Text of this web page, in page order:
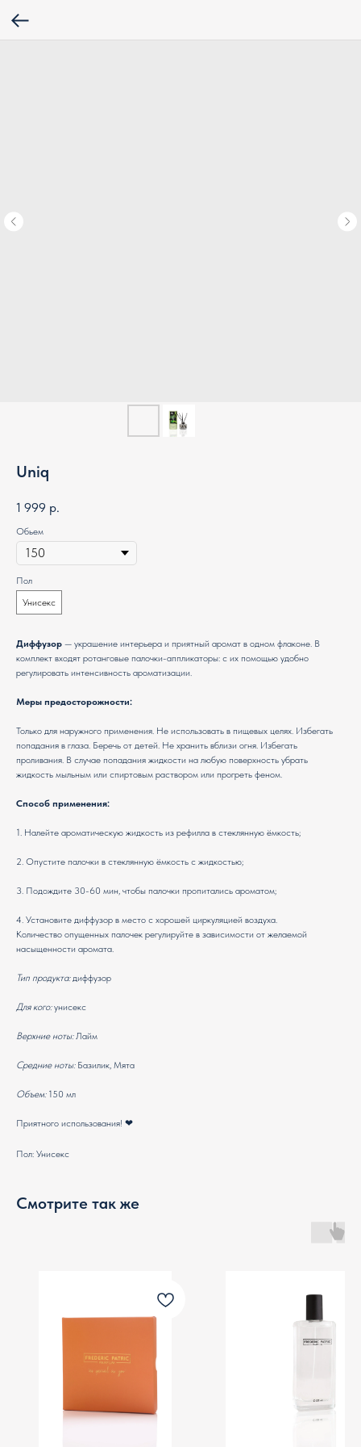
Uniq
1 999 р.
Обьем
Пол
Унисекс
Диффузор — украшение интерьера и приятный аромат в одном флаконе. В
комплект входят ротанговые палочки-аппликаторы: с их помощью удобно
регулировать интенсивность ароматизации.
Меры предосторожности:
Только для наружного применения. Не использовать в пищевых целях. Избегать
попадания в глаза. Беречь от детей. Не хранить вблизи огня. Избегать
проливания. В случае попадания жидкости на любую поверхность убрать
жидкость мыльным или спиртовым раствором или прогреть феном.
Способ применения:
1. Налейте ароматическую жидкость из рефилла в стеклянную ёмкость;
2. Опустите палочки в стеклянную ёмкость с жидкостью;
3. Подождите 30-60 мин, чтобы палочки пропитались ароматом;
4. Установите диффузор в место с хорошей циркуляцией воздуха.
Количество опущенных палочек регулируйте в зависимости от желаемой
насыщенности аромата.
Тип продукта:диффузор
Для кого:унисекс
Верхние ноты:Лайм
Средние ноты: Базилик, Мята
Объем: 150 мл
Приятного использования! ❤
Пол: Унисекс
Смотрите так же